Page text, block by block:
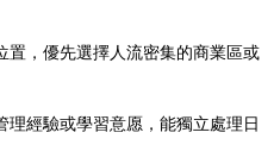
置，優先選擇人流密集的商業區或
經驗或學習意愿，能獨立處理日